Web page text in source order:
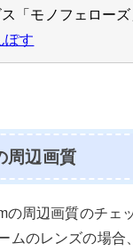
「モノフェロー
周辺画質
周辺画質のチェ
ムのレンズの場合